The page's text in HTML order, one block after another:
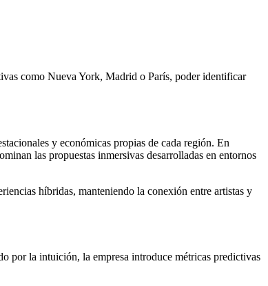
como Nueva York, Madrid o París, poder identificar
y económicas propias de cada región. En
las propuestas inmersivas desarrolladas en entornos
híbridas, manteniendo la conexión entre artistas y
por la intuición, la empresa introduce métricas predictivas